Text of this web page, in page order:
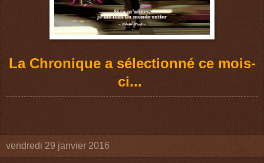
La Chronique a sélectionné ce mois-
ci...
vendredi 29 janvier 2016